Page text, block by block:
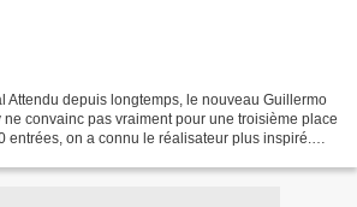
Attendu depuis longtemps, le nouveau Guillermo
ne convainc pas vraiment pour une troisième place
entrées, on a connu le réalisateur plus inspiré.